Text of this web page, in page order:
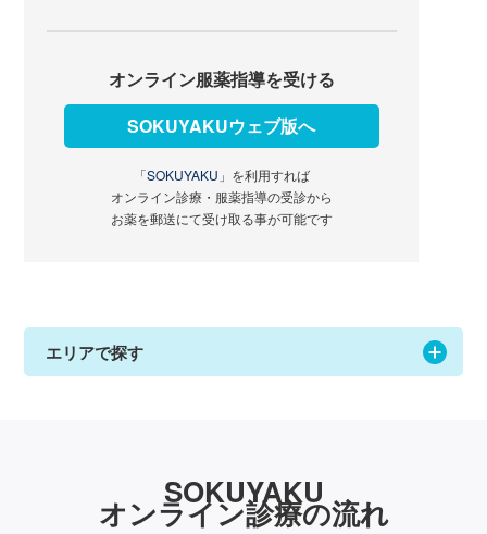
オンライン服薬指導を受ける
SOKUYAKUウェブ版へ
「SOKUYAKU」 を利用すれば
オンライン診療・服薬指導の受診から
お薬を郵送にて受け取る事が可能です
エリアで探す
SOKUYAKU
オンライン診療の流れ